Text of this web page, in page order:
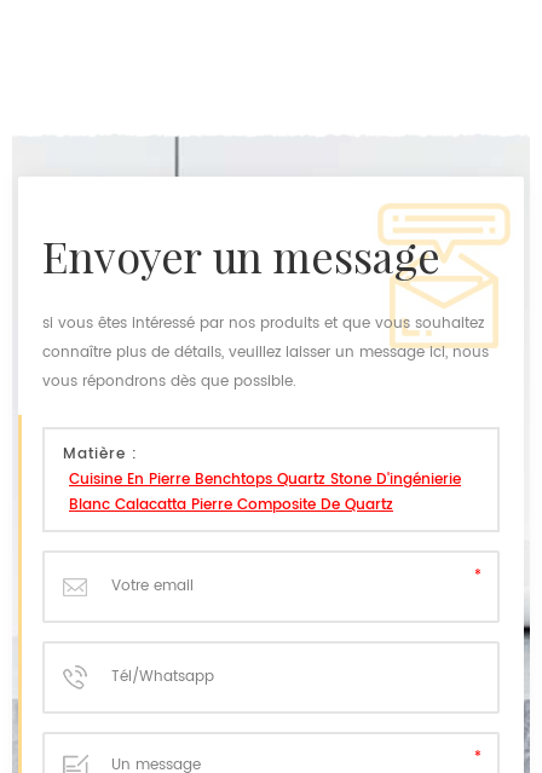
envoyer un message
si vous êtes intéressé par nos produits et que vous souhaitez
connaître plus de détails, veuillez laisser un message ici, nous
vous répondrons dès que possible.
Matière :
Cuisine En Pierre Benchtops Quartz Stone D'ingénierie
Blanc Calacatta Pierre Composite De Quartz